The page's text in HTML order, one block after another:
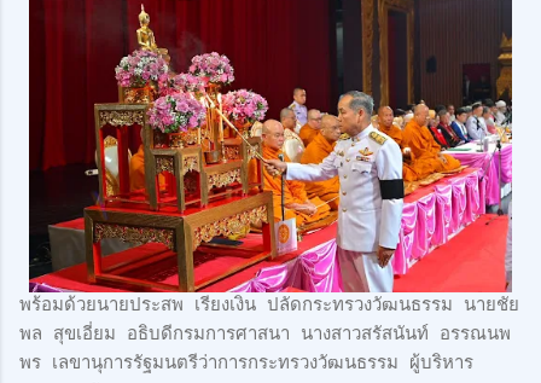
พร้อมด้วยนายประสพ เรียงเงิน ปลัดกระทรวงวัฒนธรรม นายชัย
พล สุขเอี่ยม อธิบดีกรมการศาสนา นางสาวสรัสนันท์ อรรณนพ
พร เลขานุการรัฐมนตรีว่าการกระทรวงวัฒนธรรม ผู้บริหาร